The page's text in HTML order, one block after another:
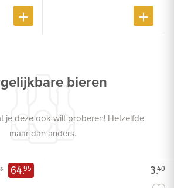
bieren
je deze ook wilt proberen! Hetzelfde
maar dan anders.
64.95 3.40